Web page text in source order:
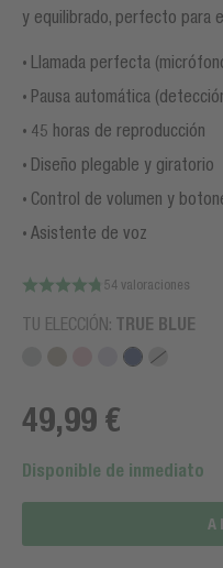
y equilibrado, perfecto para
Llamada perfecta
Pausa automática
45 horas de reproducción
Diseño plegable y giratorio
Control de volumen y
Asistente de voz
54 valoraciones
TU ELECCIÓN: TRUE BLUE
49,99 €
Disponible de inmediato
A